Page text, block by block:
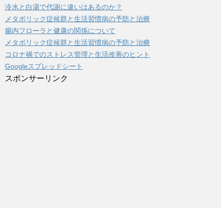
冷水と白湯で代謝に違いはあるのか？
メタボリック症候群と生活習慣病の予防と治療
腸内フローラと健康の関係について
メタボリック症候群と生活習慣病の予防と治療
コロナ禍でのストレス管理と生活改善のヒント
Googleスプレッドシート
スポンサーリンク